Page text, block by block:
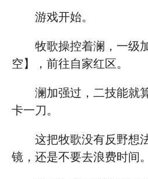
游戏开始。
牧歌操控着澜，一级
空】，前往自家红区。
澜加强过，二技能就
卡一刀。
这把牧歌没有反野想
镜，还是不要去浪费时间。